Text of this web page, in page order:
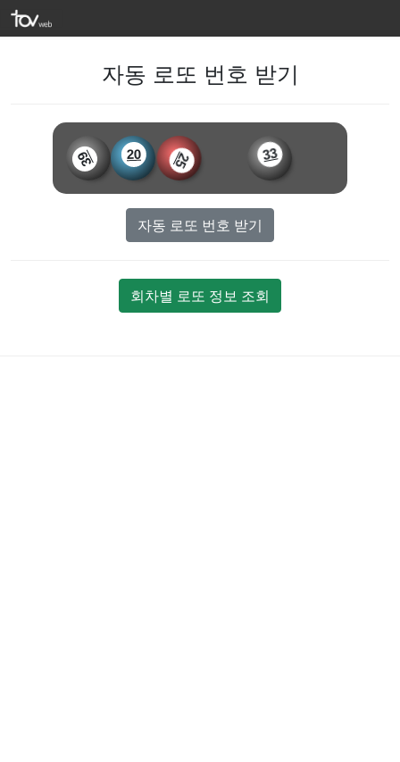
자동 로또 번호 받기
39 20 25
자동 로또 번호 받기
회차별 로또 정보 조회